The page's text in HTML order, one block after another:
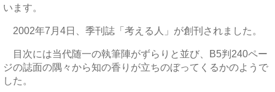
います。
2002年7月4日、季刊誌「考える人」が創刊されました。
目次には当代随一の執筆陣がずらりと並び、B5判240ペー
ジの誌面の隅々から知の香りが立ちのぼってくるかのようで
した。